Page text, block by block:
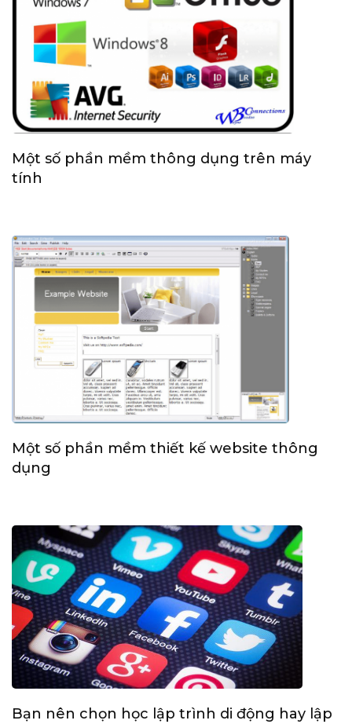
Một số phần mềm thông dụng trên máy
tính
Một số phần mềm thiết kế website thông
dụng
Bạn nên chọn học lập trình di động hay lập